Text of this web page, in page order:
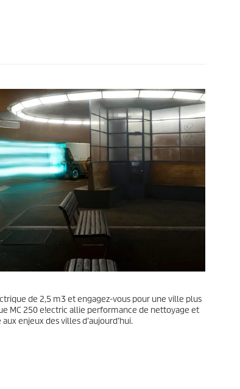
de 2,5 m3 et engagez-vous pour une ville plus
MC 250 e!ectric allie performance de nettoyage et
enjeux des villes d’aujourd’hui.